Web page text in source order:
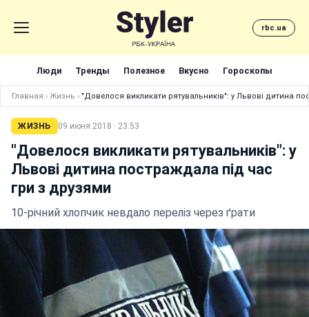
rbc.ua
Люди Тренды Полезное Вкусно Гороскопы
Главная › Жизнь › "Довелося викликати рятувальників": у Львові дитина
ЖИЗНЬ 09 июня 2018 · 23:53
"Довелося викликати рятувальників": у
Львові дитина постраждала під час
гри з друзями
10-річний хлопчик невдало переліз через ґрати